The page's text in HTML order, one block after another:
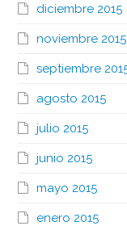
diciembre 2015
noviembre 2015
septiembre
agosto 2015
julio 2015
junio 2015
mayo 2015
enero 2015